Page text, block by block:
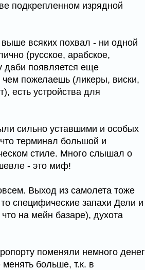
подкрепленном изрядной
всяких похвал - ни одной
(русское, арабское,
даби появляется еще
чем пожелаешь (ликеры, виски,
есть устройства для
сильно уставшими и особых
терминал большой и
стиле. Много слышал о
- это миф!
Выход из самолета тоже
специфические запахи Дели и
на мейн базаре), духота
поменяли немного денег
больше, т.к. в